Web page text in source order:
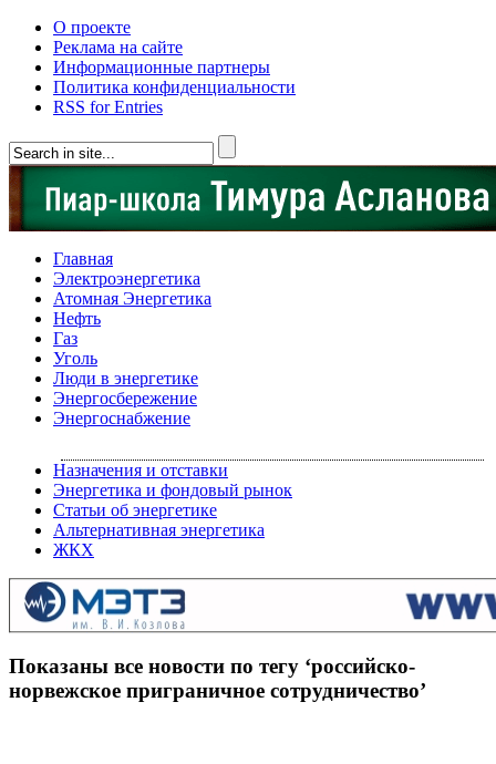
О проекте
Реклама на сайте
Информационные партнеры
Политика конфиденциальности
RSS for Entries
Главная
Электроэнергетика
Атомная Энергетика
Нефть
Газ
Уголь
Люди в энергетике
Энергосбережение
Энергоснабжение
Назначения и отставки
Энергетика и фондовый рынок
Статьи об энергетике
Альтернативная энергетика
ЖКХ
Показаны все новости по тегу ‘российско-
норвежское приграничное сотрудничество’